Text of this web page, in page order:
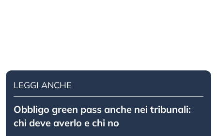
LEGGI ANCHE
Obbligo green pass anche nei tribunali:
chi deve averlo e chi no